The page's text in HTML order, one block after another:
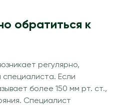
обратиться к
регулярно,
специалиста. Если
более 150 мм рт. ст.,
Специалист